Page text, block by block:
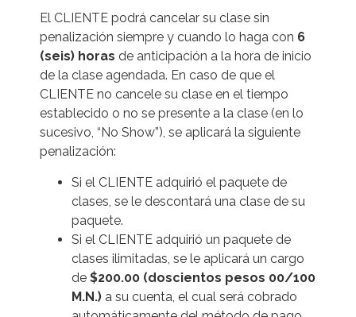
El CLIENTE podrá cancelar su clase sin
penalización siempre y cuando lo haga con 6
(seis) horas de anticipación a la hora de inicio
de la clase agendada. En caso de que el
CLIENTE no cancele su clase en el tiempo
establecido o no se presente a la clase (en lo
sucesivo, “No Show”), se aplicará la siguiente
penalización:
Si el CLIENTE adquirió el paquete de
clases, se le descontará una clase de su
paquete.
Si el CLIENTE adquirió un paquete de
clases ilimitadas, se le aplicará un cargo
de $200.00 (doscientos pesos 00/100
M.N.) a su cuenta, el cual será cobrado